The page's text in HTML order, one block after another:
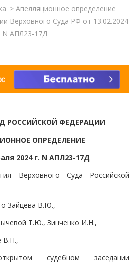
> Апелляционное определение
Верховного Суда РФ от 13.02.2024
N АПЛ23-17Д
РОССИЙСКОЙ ФЕДЕРАЦИИ
ОПРЕДЕЛЕНИЕ
2024 г. N АПЛ23-17Д
Верховного Суда Российской
Зайцева В.Ю.,
Т.Ю., Зинченко И.Н.,
В.Н.,
судебном заседании